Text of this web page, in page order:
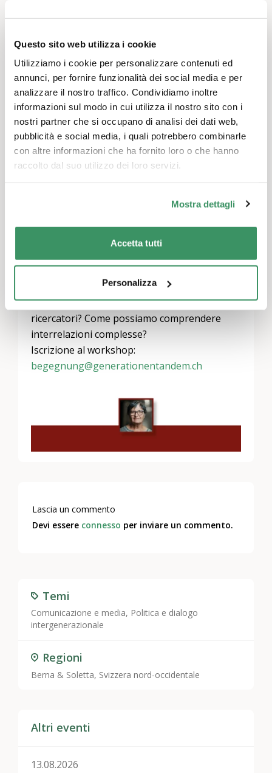
Questo sito web utilizza i cookie
Utilizziamo i cookie per personalizzare contenuti ed
annunci, per fornire funzionalità dei social media e per
analizzare il nostro traffico. Condividiamo inoltre
informazioni sul modo in cui utilizza il nostro sito con i
nostri partner che si occupano di analisi dei dati web,
pubblicità e social media, i quali potrebbero combinarle
con altre informazioni che ha fornito loro o che hanno
raccolto dal suo utilizzo dei loro servizi.
Mostra dettagli
Accetta tutti
Personalizza
Temi
Comunicazione e media, Politica e dialogo
intergenerazionale
Regioni
Berna & Soletta, Svizzera nord-occidentale
Altri eventi
13.08.2026
partecipazione di volontari UND. Contributo
Argomenti del workshop
Donne nelle professioni tecniche: Mancanza
di potere femminile nelle professioni STEM.
Quanto sono importanti i modelli di ruolo o i
ruoli di genere per le scelte di carriera? Cosa
si sta già facendo e cos’altro si può fare per
far interessare le giovani donne alle
professioni tecniche?
Quanto può essere illuminante la famosa
“vista dall’esterno”, in questo caso da
nostra valutazione delle questioni attuali
relative alle malattie, al clima e all’IA? Dove
possiamo e dobbiamo collaborare con i
ricercatori? Come possiamo comprendere
interrelazioni complesse?
Iscrizione al workshop:
begegnung@generationentandem.ch
Lascia un commento
Devi essere connesso per inviare un commento.